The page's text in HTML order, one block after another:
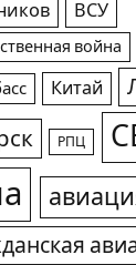
ВСУ
война
Китай
РПЦ